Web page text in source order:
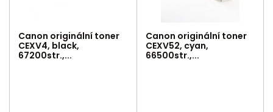
Canon originální toner
CEXV4, black,
67200str.,...
Canon originální toner
CEXV52, cyan,
66500str.,...